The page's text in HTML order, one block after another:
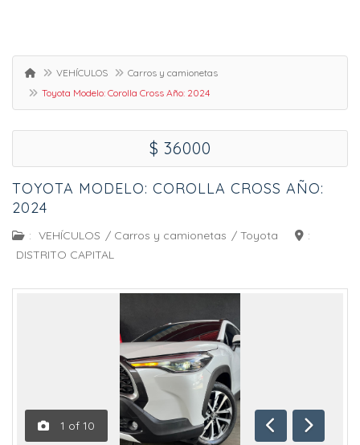
VEHÍCULOS
Carros y camionetas
Toyota Modelo: Corolla Cross Año: 2024
$ 36000
TOYOTA MODELO: COROLLA CROSS AÑO:
2024
: VEHÍCULOS / Carros y camionetas / Toyota
:
DISTRITO CAPITAL
1 of 10